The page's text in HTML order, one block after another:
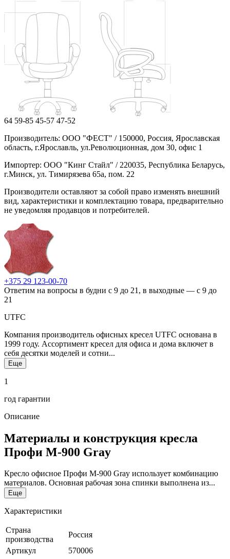
64 59-85 45-57 47-52
Производитель: ООО "ФЕСТ" / 150000, Россия, Ярославская
область, г.Ярославль, ул.Революционная, дом 30, офис 1
Импортер: ООО "Кинг Стайл" / 220035, Республика Беларусь,
г.Минск, ул. Тимирязева 65а, пом. 22
Производители оставляют за собой право изменять внешний
вид, характеристики и комплектацию товара, предварительно
не уведомляя продавцов и потребителей.
+375 29 123-00-70
Ответим на вопросы в будни с 9 до 21, в выходные — с 9 до
21
UTFC
Компания производитель офисных кресел UTFC основана в
1999 году. Ассортимент кресел для офиса и дома включет в
себя десятки моделей и сотни...
Еще
1
год гарантии
Описание
Материалы и конструкция кресла
Профи М-900 Gray
Кресло офисное Профи М-900 Gray использует комбинацию
материалов. Основная рабочая зона спинки выполнена из...
Еще
Характеристики
Страна
производства
Россия
Артикул
570006